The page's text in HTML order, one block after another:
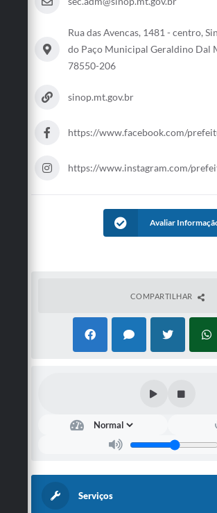
Rua das Avencas, 1481 - centro,
do Paço Municipal Geraldino Dal
78550-206
sinop.mt.gov.br
https://www.facebook.com/
https://www.instagram.com/
Avaliar
COMPARTILHAR
Serviços